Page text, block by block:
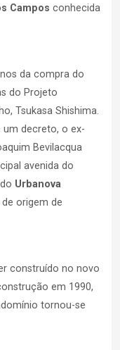
Campos conhecida
da compra do
do Projeto
Tsukasa Shishima.
um decreto, o ex-
Bevilacqua
avenida do
Urbanova
origem de
construído no novo
em 1990,
tornou-se